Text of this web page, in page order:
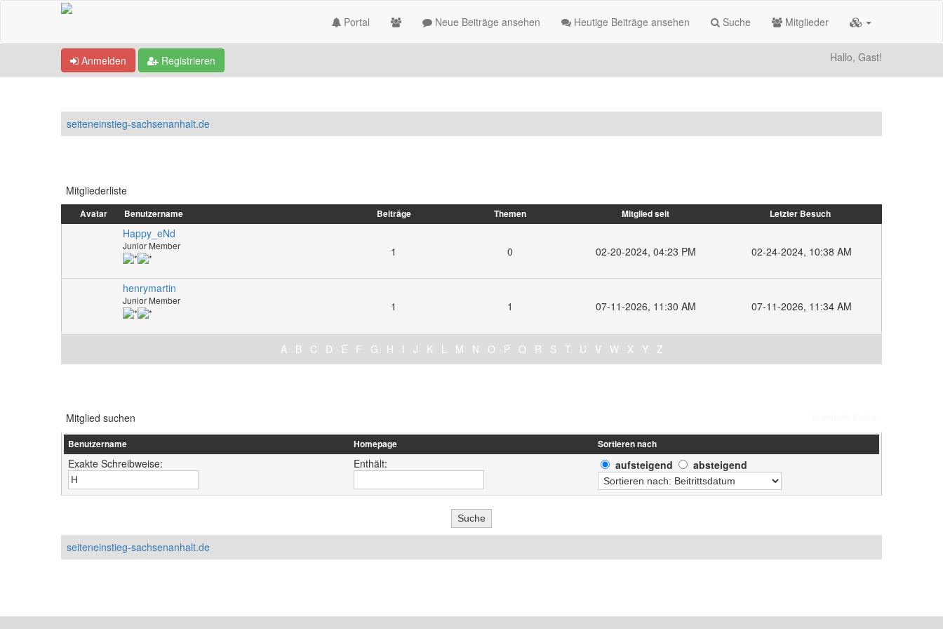
Portal Neue Beiträge ansehen Heutige Beiträge ansehen Suche Mitglieder
Anmelden Registrieren Hallo, Gast!
seiteneinstieg-sachsenanhalt.de
Mitgliederliste
Avatar Benutzername Beiträge Themen Mitglied seit Letzter Besuch
Happy_eNd
Junior Member 1 0 02-20-2024, 04:23 PM 02-24-2024, 10:38 AM
henrymartin
Junior Member 1 1 07-11-2026, 11:30 AM 07-11-2026, 11:34 AM
A B C D E F G H I J K L M N O P Q R S T U V W X Y Z
Mitglied suchen
Benutzername
Exakte Schreibweise:
Homepage
Enthält:
Sortieren nach
aufsteigend absteigend
seiteneinstieg-sachsenanhalt.de